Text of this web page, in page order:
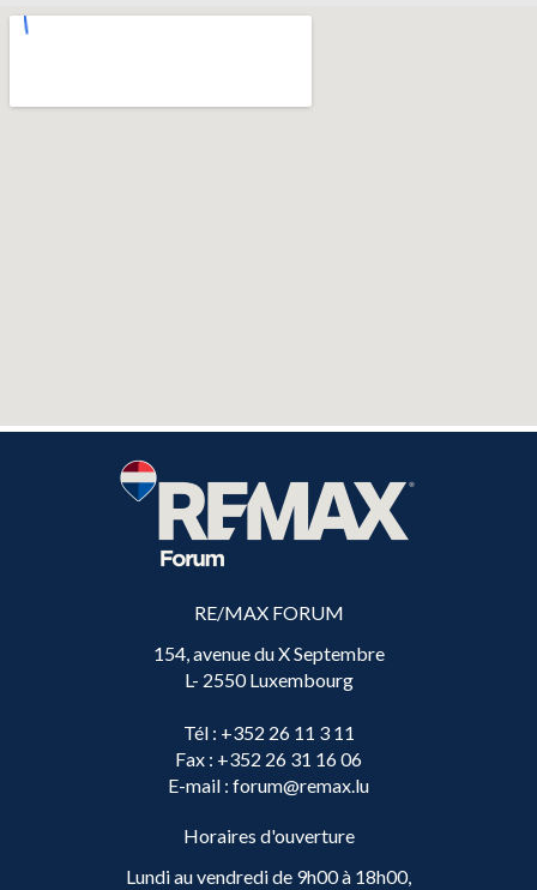
RE/MAX FORUM
154, avenue du X Septembre
L- 2550 Luxembourg
Tél: +352 26 11 3 11
Fax : +352 26 31 16 06
E-mail : forum@remax.lu
Horaires d'ouverture
Lundi au vendredi de 9h00 à 18h00,